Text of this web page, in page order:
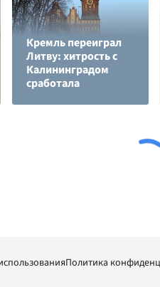
Кремль переиграл
Литву: хитрость с
Калининградом
сработала
Политика